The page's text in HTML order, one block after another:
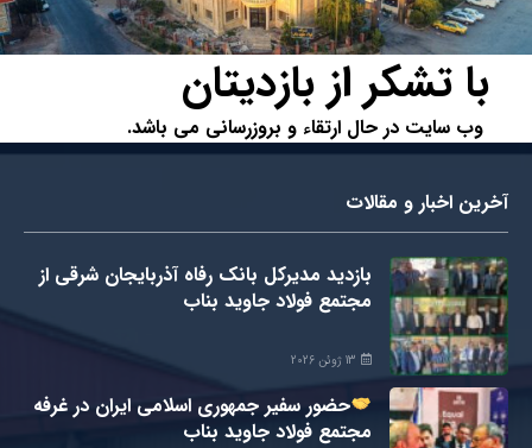
با تشکر از بازدیتان
وب سایت در حال ارتقاء و بروزرسانی می باشد.
آخرین اخبار و مقالات
بازدید مدیرکل بانک رفاه آذربایجان شرقی از
مجتمع فولاد جاوید بناب
13 ژوئن 2026
حضور سفیر جمهوری اسلامی ایران در غرفه
مجتمع فولاد جاويد بناب